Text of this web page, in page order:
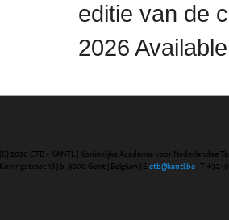
editie van de
2026
(C) 2020 CTB - KANTL | Koninklijke Academie voor Nederlandse
Koningstraat 18 | b-9000 Gent | Belgium | E ctb@kantl.be | T +32